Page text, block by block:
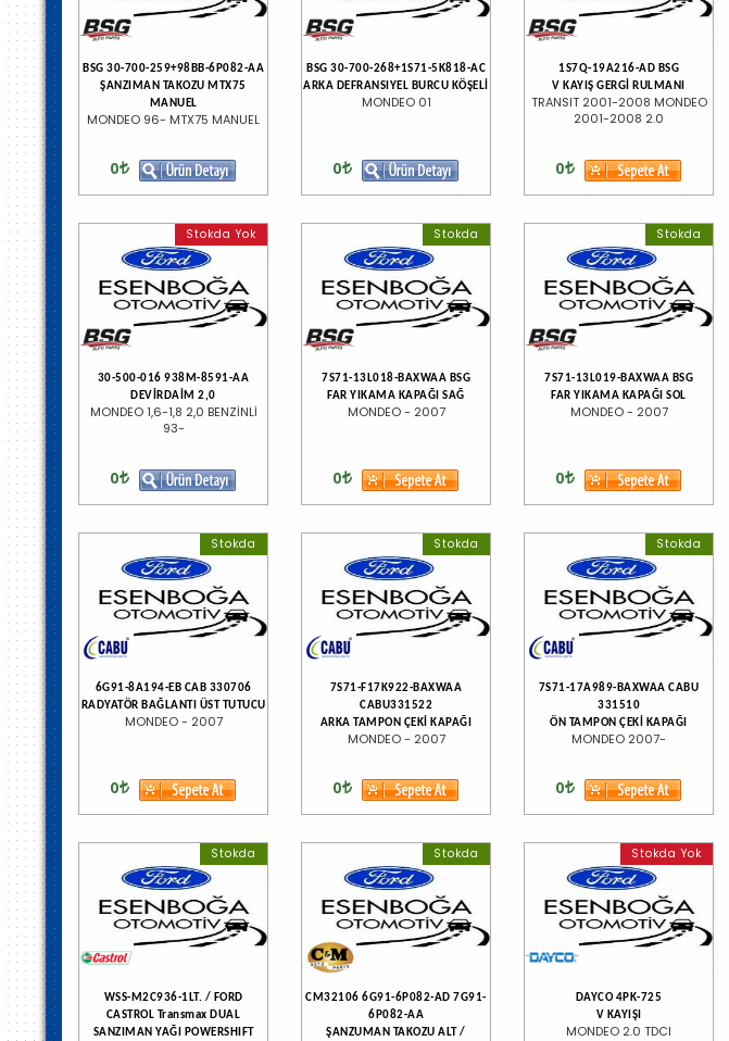
BSG 30-700-259+98BB-6P082-AA
ŞANZIMAN TAKOZU MTX75
MANUEL
MONDEO 96- MTX75 MANUEL
0
BSG 30-700-268+1S71-5K818-AC
ARKA DEFRANSIYEL BURCU KÖŞELİ
MONDEO 01
0
1S7Q-19A216-AD BSG
V KAYIŞ GERGİ RULMANI
TRANSIT 2001-2008 MONDEO
2001-2008 2.0
0
Stokda Yok
30-500-016 938M-8591-AA
DEVİRDAİM 2,0
MONDEO 1,6-1,8 2,0 BENZİNLİ
93-
0
Stokda
7S71-13L018-BAXWAA BSG
FAR YIKAMA KAPAĞI SAĞ
MONDEO - 2007
0
Stokda
7S71-13L019-BAXWAA BSG
FAR YIKAMA KAPAĞI SOL
MONDEO - 2007
0
Stokda
6G91-8A194-EB CAB 330706
RADYATÖR BAĞLANTI ÜST TUTUCU
MONDEO - 2007
0
Stokda
7S71-F17K922-BAXWAA
CABU331522
ARKA TAMPON ÇEKİ KAPAĞI
MONDEO - 2007
0
Stokda
7S71-17A989-BAXWAA CABU
331510
ÖN TAMPON ÇEKİ KAPAĞI
MONDEO 2007-
0
Stokda
WSS-M2C936-1LT. / FORD
CASTROL Transmax DUAL
SANZIMAN YAĞI POWERSHIFT
Stokda
CM32106 6G91-6P082-AD 7G91-
6P082-AA
ŞANZUMAN TAKOZU ALT /
Stokda Yok
DAYCO 4PK-725
V KAYIŞI
MONDEO 2.0 TDCI